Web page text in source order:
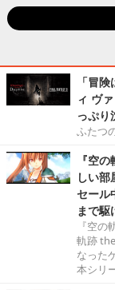
「冒
ィ ヴ
っぷり
ふたつ
『空
しい
セール
まで駆
『空
軌跡
なった
本シリ